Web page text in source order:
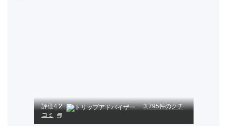
評価4.2
3,795件のクチ
コミ